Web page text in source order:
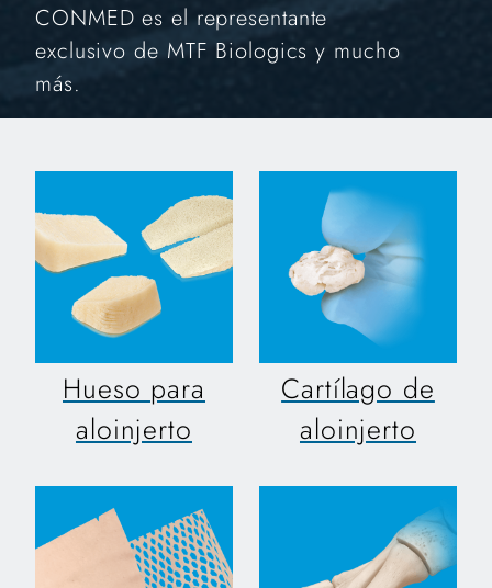
CONMED es el representante
exclusivo de MTF Biologics y mucho
más.
Hueso para
aloinjerto
Cartílago de
aloinjerto